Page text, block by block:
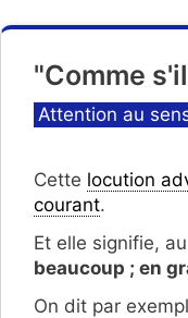
"Comme
Catégories
Attention au
Cette locution
courant.
Et elle signifie, au
beaucoup ; en
On dit par